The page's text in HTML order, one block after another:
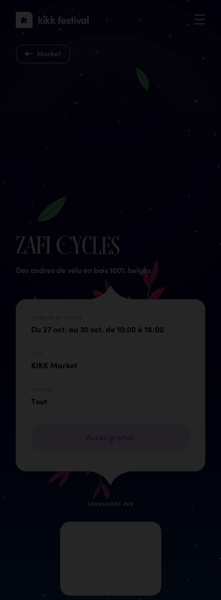
KIKK
Festival
2022
Market
Zafi Cycles
Des cadres de vélo en bois 100% belges
Du 27 oct. au 30 oct. de 10:00 à 18:00
KIKK Market
Tout
SPONSORISÉ PAR